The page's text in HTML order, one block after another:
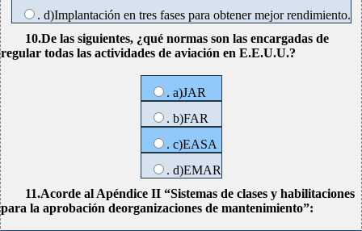
. d)Implantación en tres fases para obtener mejor rendimiento.
10.De las siguientes, ¿qué normas son las encargadas de
regular todas las actividades de aviación en E.E.U.U.?
. a)JAR
. b)FAR
. c)EASA
. d)EMAR
11.Acorde al Apéndice II “Sistemas de clases y habilitaciones
para la aprobación deorganizaciones de mantenimiento”: